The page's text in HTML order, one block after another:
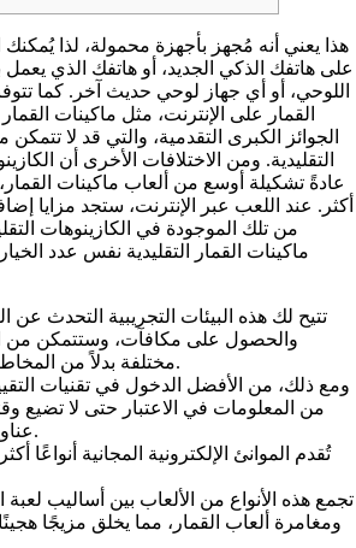
هذا يعني أنه مُجهز بأجهزة محمولة، لذا
على هاتفك الذكي الجديد، أو هاتفك الذي يعمل
اللوحي، أو أي جهاز لوحي حديث آخر. كما
القمار على الإنترنت، مثل ماكينات القمار
الجوائز الكبرى التقدمية، والتي قد لا
التقليدية. ومن الاختلافات الأخرى أن
عادةً تشكيلة أوسع من ألعاب ماكينات
أكثر. عند اللعب عبر الإنترنت، ستجد مزايا
من تلك الموجودة في الكازينوهات
ماكينات القمار التقليدية نفس عدد
تتيح لك هذه البيئات التجريبية التحدث عن
والحصول على مكافآت، وستتمكن
مختلفة بدلاً من المخاطرة بأموال حقيقية.
ومع ذلك، من الأفضل الدخول في تقنيات
من المعلومات في الاعتبار حتى لا تضيع
عناوين مثيرة للاهتمام.
تُقدم الموانئ الإلكترونية المجانية أنواعًا
تجمع هذه الأنواع من الألعاب بين أساليب لعبة
ومغامرة ألعاب القمار، مما يخلق مزيجًا